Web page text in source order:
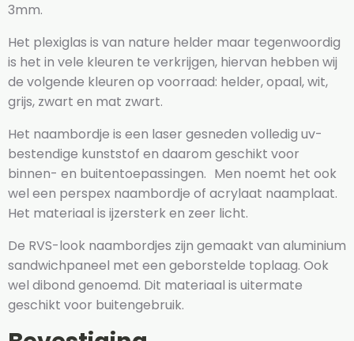
3mm.
Het plexiglas is van nature helder maar tegenwoordig
is het in vele kleuren te verkrijgen, hiervan hebben wij
de volgende kleuren op voorraad: helder, opaal, wit,
grijs, zwart en mat zwart.
Het naambordje is een laser gesneden volledig uv-
bestendige kunststof en daarom geschikt voor
binnen- en buitentoepassingen. Men noemt het ook
wel een perspex naambordje of acrylaat naamplaat.
Het materiaal is ijzersterk en zeer licht.
De RVS-look naambordjes zijn gemaakt van aluminium
sandwichpaneel met een geborstelde toplaag. Ook
wel dibond genoemd. Dit materiaal is uitermate
geschikt voor buitengebruik.